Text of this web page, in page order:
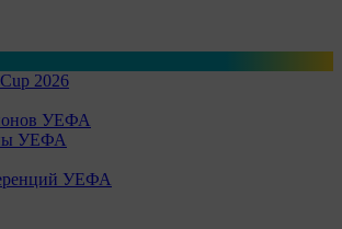
2026
УЕФА
УЕФА
УЕФА